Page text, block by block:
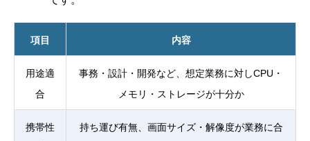
項目 内容
用途適
合
事務・設計・開発など、想定業務に対しCPU・
メモリ・ストレージが十分か
携帯性
持ち運び有無、画面サイズ・解像度が業務に合